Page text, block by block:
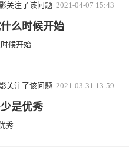
关注了该问题 2021-04-07 15:43
么时候开始
候开始
关注了该问题 2021-03-31 13:59
是优秀
秀